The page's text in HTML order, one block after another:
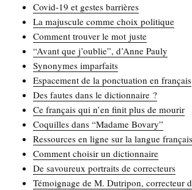
Covid-19 et gestes barrières
La majus­cule comme choix politique
Com­ment trou­ver le mot juste
“Avant que j’oublie”, d’Anne Pauly
Syno­nymes imparfaits
Espa­ce­ment de la ponc­tua­tion en français
Des fautes dans le dictionnaire ?
Ce fran­çais qui n’en finit plus de mourir
Coquilles dans “Madame Bovary”
Res­sources en ligne sur la langue
Com­ment choi­sir un dictionnaire
De savou­reux por­traits de correcteurs
Témoi­gnage de M. Dutri­pon, cor­rec­teur